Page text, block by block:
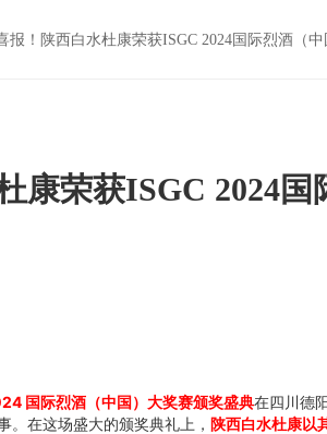
报！陕西白水杜康荣获ISGC 2024国际烈酒（
康荣获ISGC 2024
国际烈酒（中国）大奖赛颁奖盛典在四川德
。在这场盛大的颁奖典礼上， 陕西白水杜康以